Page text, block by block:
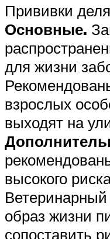
Прививки
Основные.
для жизни
взрослых
выходят на
высокого
образ жизни
сопоставить